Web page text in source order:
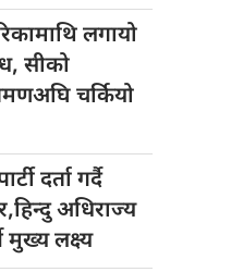
लगायो
सीको
चर्कियो
दर्ता गर्दै
अधिराज्य
मुख्य लक्ष्य